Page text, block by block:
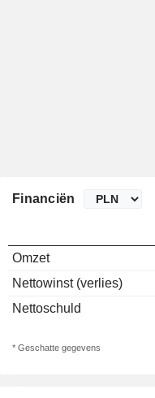
Financiën
Omzet
Nettowinst (verlies)
Nettoschuld
* Geschatte gegevens